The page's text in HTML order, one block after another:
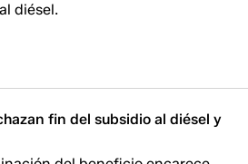
diésel.
fin del subsidio al diésel y